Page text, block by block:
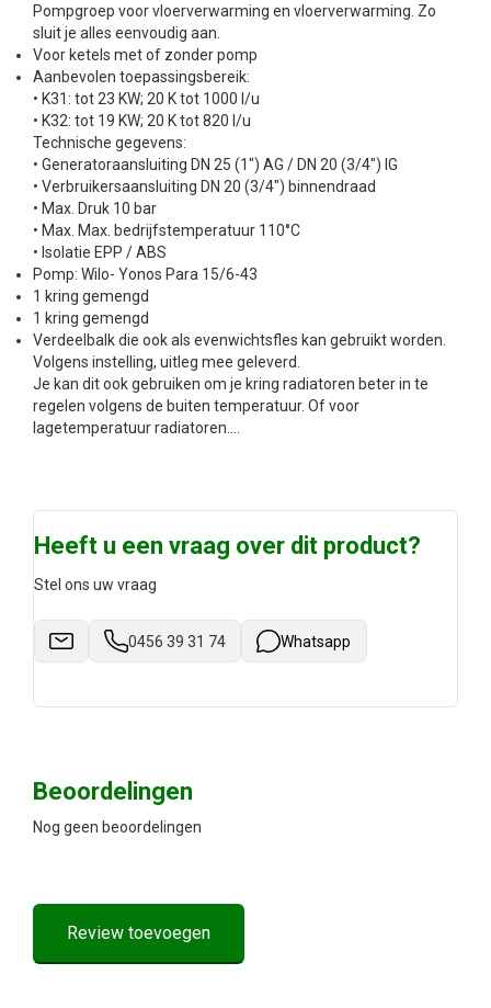
Pompgroep voor vloerverwarming en vloerverwarming. Zo
sluit je alles eenvoudig aan.
Voor ketels met of zonder pomp
Aanbevolen toepassingsbereik:
• K31: tot 23 KW; 20 K tot 1000 l/u
• K32: tot 19 KW; 20 K tot 820 l/u
Technische gegevens:
• Generatoraansluiting DN 25 (1") AG / DN 20 (3/4") IG
• Verbruikersaansluiting DN 20 (3/4") binnendraad
• Max. Druk 10 bar
• Max. Max. bedrijfstemperatuur 110°C
• Isolatie EPP / ABS
Pomp: Wilo- Yonos Para 15/6-43
1 kring gemengd
1 kring gemengd
Verdeelbalk die ook als evenwichtsfles kan gebruikt worden.
Volgens instelling, uitleg mee geleverd.
Je kan dit ook gebruiken om je kring radiatoren beter in te
regelen volgens de buiten temperatuur. Of voor
lagetemperatuur radiatoren....
Heeft u een vraag over dit product?
Stel ons uw vraag
0456 39 31 74 Whatsapp
Beoordelingen
Nog geen beoordelingen
Review toevoegen